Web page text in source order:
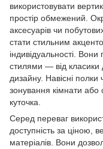
використовувати
простір обмежений.
аксесуарів чи
стати стильним
індивідуальності.
стилями — від класики
дизайну. Навісні полки
зонування кімнати або
куточка.
Серед переваг
доступність за ціною,
матеріалів. Вони